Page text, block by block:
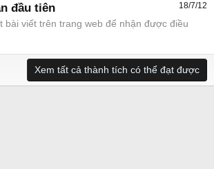
18/7/12
đầu tiên
bài viết trên trang web để nhận được điều
Xem tất cả thành tích có thể đạt được